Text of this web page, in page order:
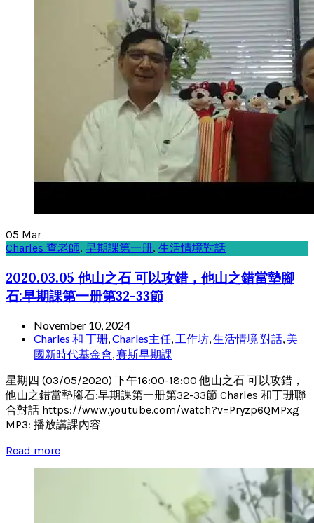
05 Mar
Charles 查老師, 早期課第一册, 生活情境對話
2020.03.05 他山之石 可以攻錯，他山之錯當墊腳
石:早期課第一册第32-33節
November 10, 2024
Charles 和 丁珊,Charles主任, 工作坊,生活情境 對話, 美
國新時代基金會,賽斯早期課
星期四 (03/05/2020) 下午16:00-18:00 他山之石 可以攻錯，
他山之錯當墊腳石:早期課第一册第32-33節 Charles 和丁珊聯
合對話 https://www.youtube.com/watch?v=Pryzp6QMPxg
MP3: 播放講課內容
Read more